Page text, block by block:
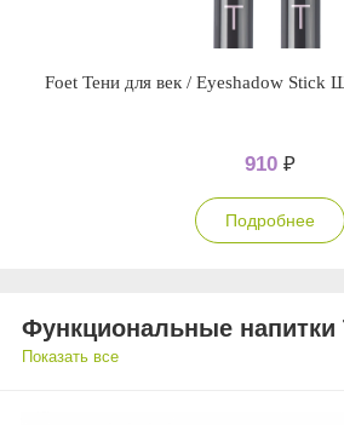
Foet Тени для век / Eyeshadow Stick
910 ₽
Подробнее
Функциональные напитки
Показать все